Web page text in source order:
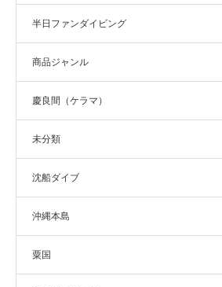
半日ファンダイビング
商品ジャンル
慶良間（ケラマ）
未分類
沈船ダイブ
沖縄本島
粟国